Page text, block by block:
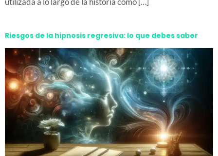
Riesgos de la hipnosis regresiva: lo que debes saber